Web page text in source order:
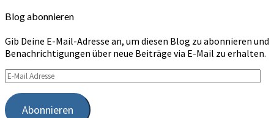
Blog abonnieren
Gib Deine E-Mail-Adresse an, um diesen Blog zu abonnieren und
Benachrichtigungen über neue Beiträge via E-Mail zu erhalten.
E-
Mail
Adresse
Abonnieren